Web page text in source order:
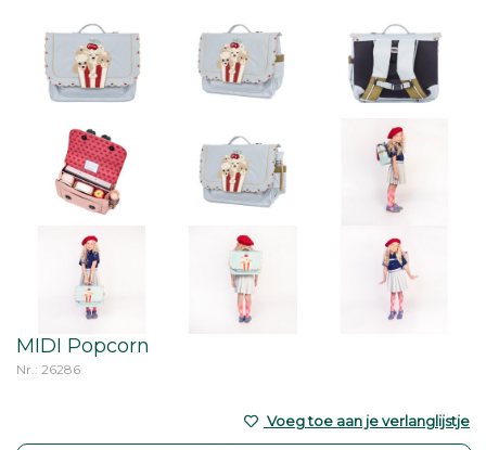
MIDI Popcorn
Nr.: 26286
Voeg toe aan je verlanglijstje